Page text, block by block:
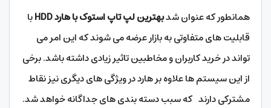
همانطور که عنوان شدبهترین لپ تاپ استوک با هارد HDD
با
قابلیت های متفاوتی به بازار عرضه می شوند که این امر می
تواند در خرید کاربران و مخاطبین تاثیر زیادی داشته باشد. برخی
از این سیستم ها علاوه بر هارد در ویژگی های دیگری نیز نقاط
مشترکی دارند که سبب دسته بندی های جداگانه خواهد شد.